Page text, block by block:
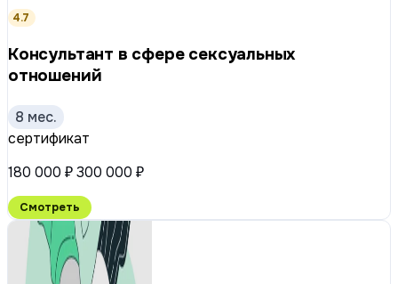
4.7
Консультант в сфере сексуальных
отношений
8 мес.
сертификат
180 000 ₽300 000 ₽
Смотреть